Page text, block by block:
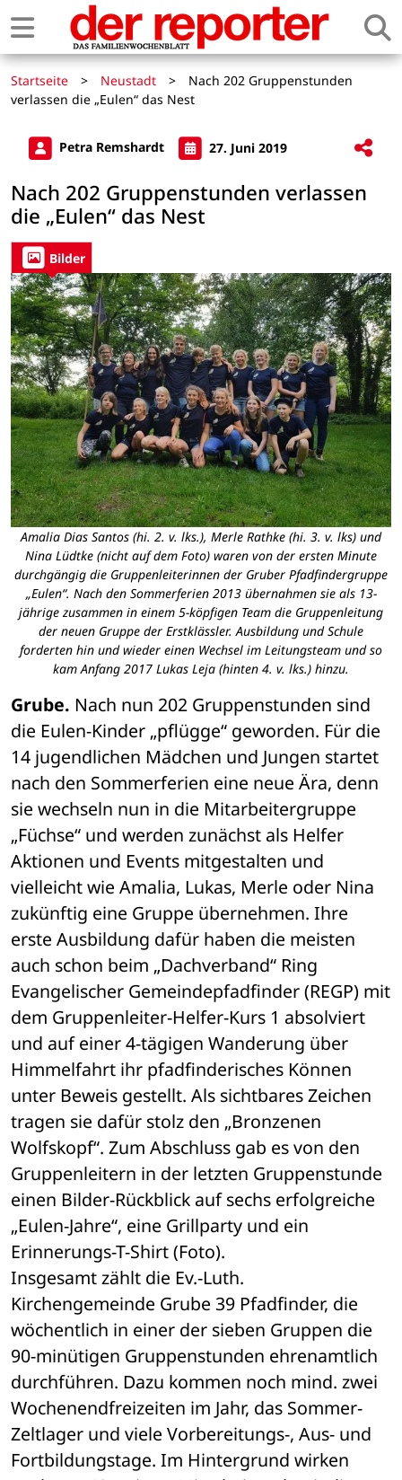
Startseite > Neustadt >
Nach 202 Gruppenstunden
verlassen die „Eulen“ das Nest
Petra Remshardt 27. Juni 2019
Nach 202 Gruppenstunden verlassen
die „Eulen“ das Nest
Bilder
Amalia Dias Santos (hi. 2. v. lks.), Merle Rathke (hi. 3. v. lks) und
Nina Lüdtke (nicht auf dem Foto) waren von der ersten Minute
durchgängig die Gruppenleiterinnen der Gruber Pfadfindergruppe
„Eulen“. Nach den Sommerferien 2013 übernahmen sie als 13-
jährige zusammen in einem 5-köpfigen Team die Gruppenleitung
der neuen Gruppe der Erstklässler. Ausbildung und Schule
forderten hin und wieder einen Wechsel im Leitungsteam und so
kam Anfang 2017 Lukas Leja (hinten 4. v. lks.) hinzu.
Grube. Nach nun 202 Gruppenstunden sind
die Eulen-Kinder „pflügge“ geworden. Für die
14 jugendlichen Mädchen und Jungen startet
nach den Sommerferien eine neue Ära, denn
sie wechseln nun in die Mitarbeitergruppe
„Füchse“ und werden zunächst als Helfer
Aktionen und Events mitgestalten und
vielleicht wie Amalia, Lukas, Merle oder Nina
zukünftig eine Gruppe übernehmen. Ihre
erste Ausbildung dafür haben die meisten
auch schon beim „Dachverband“ Ring
Evangelischer Gemeindepfadfinder (REGP) mit
dem Gruppenleiter-Helfer-Kurs 1 absolviert
und auf einer 4-tägigen Wanderung über
Himmelfahrt ihr pfadfinderisches Können
unter Beweis gestellt. Als sichtbares Zeichen
tragen sie dafür stolz den „Bronzenen
Wolfskopf“. Zum Abschluss gab es von den
Gruppenleitern in der letzten Gruppenstunde
einen Bilder-Rückblick auf sechs erfolgreiche
„Eulen-Jahre“, eine Grillparty und ein
Erinnerungs-T-Shirt (Foto).
Insgesamt zählt die Ev.-Luth.
Kirchengemeinde Grube 39 Pfadfinder, die
wöchentlich in einer der sieben Gruppen die
90-minütigen Gruppenstunden ehrenamtlich
durchführen. Dazu kommen noch mind. zwei
Wochenendfreizeiten im Jahr, das Sommer-
Zeltlager und viele Vorbereitungs-, Aus- und
Fortbildungstage. Im Hintergrund wirken